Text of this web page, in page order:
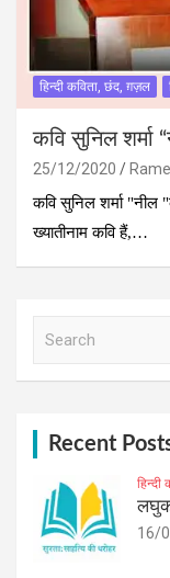
हिन्दी कविता, छंद, ग़ज़ल
कवि सुनिल
25/12/2020
कवि सुनिल शर्मा
ख्‍यातीनाम कवि हैं,…
Recent
हिन्दी
16/